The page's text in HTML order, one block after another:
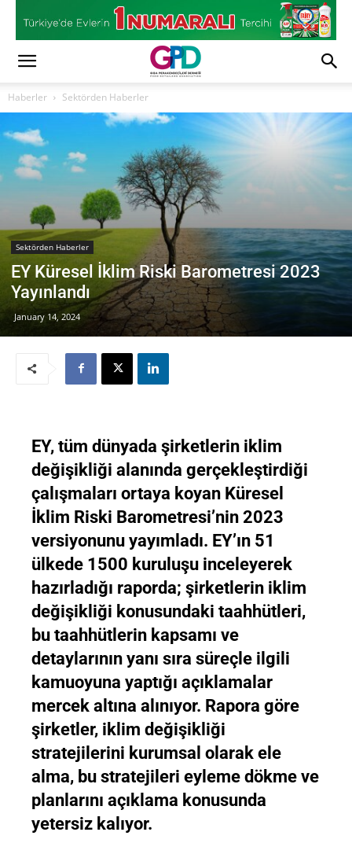
Haberler Sektörden Haberler
Sektörden Haberler
EY Küresel İklim Riski Barometresi 2023
Yayınlandı
January 14, 2024
EY, tüm dünyada şirketlerin iklim
değişikliği alanında gerçekleştirdiği
çalışmaları ortaya koyan Küresel
İklim Riski Barometresi’nin 2023
versiyonunu yayımladı. EY’ın 51
ülkede 1500 kuruluşu inceleyerek
hazırladığı raporda; şirketlerin iklim
değişikliği konusundaki taahhütleri,
bu taahhütlerin kapsamı ve
detaylarının yanı sıra süreçle ilgili
kamuoyuna yaptığı açıklamalar
mercek altına alınıyor. Rapora göre
şirketler, iklim değişikliği
stratejilerini kurumsal olarak ele
alma, bu stratejileri eyleme dökme ve
planlarını açıklama konusunda
yetersiz kalıyor.